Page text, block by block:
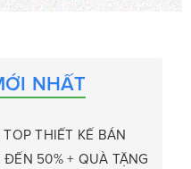
NHẤT
TOP THIẾT KẾ BÁN
50% + QUÀ TẶNG